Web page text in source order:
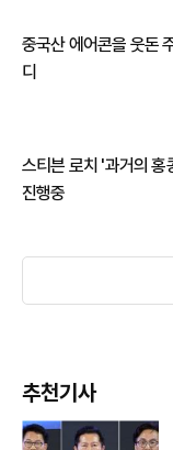
중국산 에어콘을 웃돈
디
스티븐 로치 '과거의
진행중
추천기사